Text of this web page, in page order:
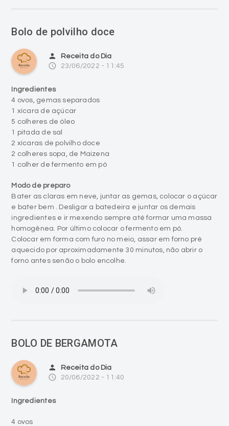
Bolo de polvilho doce
person Receita do Dia
access_time 23/06/2022 - 11:45
Ingredientes
4 ovos, gemas separados
1 xícara de açúcar
5 colheres de óleo
1 pitada de sal
2 xícaras de polvilho doce
2 colheres sopa, de Maizena
1 colher de fermento em pó
Modo de preparo
Bater as claras em neve, juntar as gemas, colocar o açúcar
e bater bem . Desligar a batedeira e juntar os demais
ingredientes e ir mexendo sempre até formar uma massa
homogênea. Por último colocar o fermento em pó.
Colocar em forma com furo no meio, assar em forno pré
aquecido por aproximadamente 30 minutos, não abrir o
forno antes senão o bolo encolhe.
BOLO DE BERGAMOTA
person Receita do Dia
access_time 20/06/2022 - 11:40
Ingredientes
4 ovos